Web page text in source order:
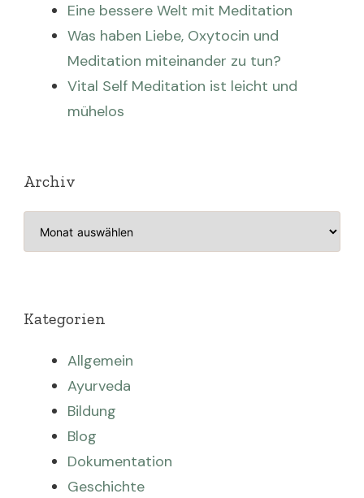
Eine bessere Welt mit Meditation
Was haben Liebe, Oxytocin und
Meditation miteinander zu tun?
Vital Self Meditation ist leicht und
mühelos
Archiv
Archiv
Kategorien
Allgemein
Ayurveda
Bildung
Blog
Dokumentation
Geschichte